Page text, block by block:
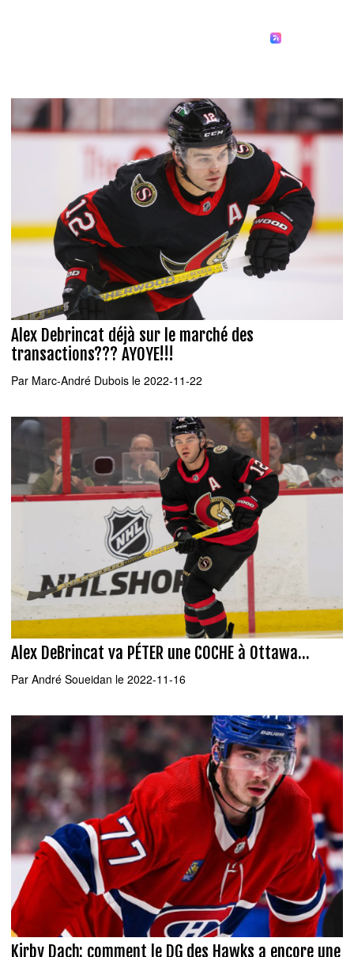
Alex Debrincat déjà sur le marché des
transactions??? AYOYE!!!
Par Marc-André Dubois le 2022-11-22
Alex DeBrincat va PÉTER une COCHE à Ottawa...
Par André Soueidan le 2022-11-16
Kirby Dach: comment le DG des Hawks a encore une